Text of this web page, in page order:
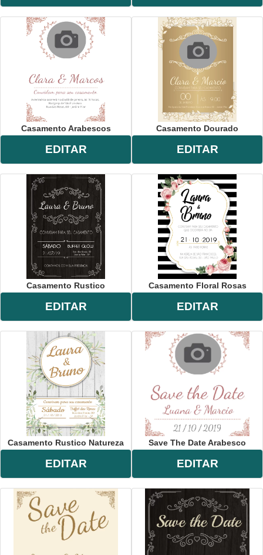
Casamento Arabescos
EDITAR
Casamento Dourado
EDITAR
Casamento Rustico
EDITAR
Casamento Floral Rosas
EDITAR
Casamento Rustico Natureza
EDITAR
Save The Date Arabesco
EDITAR